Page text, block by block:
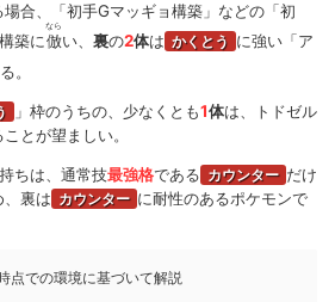
る
）は、単体でこの数値を見て
、他の型（技セット）との性能
つ。
の「つるプラント型
合、「初手Gマッギョ構築」などの「初
築に倣
なら
い、 裏の2体は かくとう に強い「ア
。
」枠のうちの、少なくとも1体は、トドゼル
とが望ましい。
ちは、通常技最強格である カウンター だけ
、裏は カウンター に耐性のあるポケモンで
点での環境に基づいて解説